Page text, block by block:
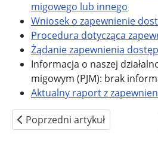
migowego lub innego
Wniosek o zapewnienie
Procedura dotycząca
Żądanie zapewnienia
Informacja o naszej
migowym (PJM): brak
Aktualny raport z
Poprzedni artykuł:
Poprzedni artykuł